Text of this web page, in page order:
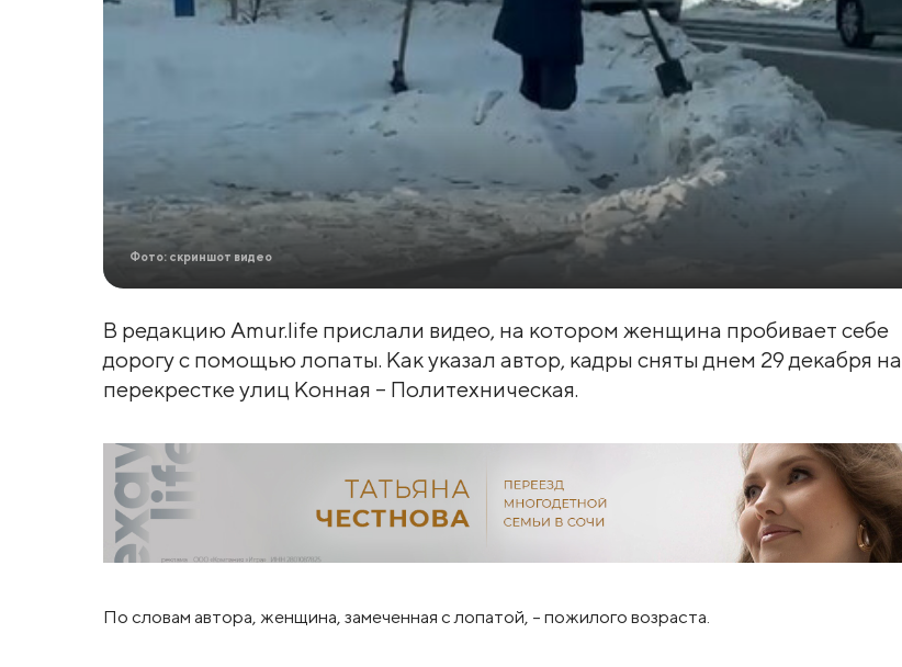
Фото: скриншот видео
В редакцию Amur.life прислали видео, на котором женщина пробивает себе
дорогу с помощью лопаты. Как указал автор, кадры сняты днем 29 декабря на
перекрестке улиц Конная – Политехническая.
По словам автора, женщина, замеченная с лопатой, – пожилого возраста.